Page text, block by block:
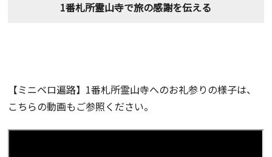
1番札所霊山寺で旅の感謝を伝える
【ミニベロ遍路】1番札所霊山寺へのお礼参りの様子は、
こちらの動画もご参照ください。